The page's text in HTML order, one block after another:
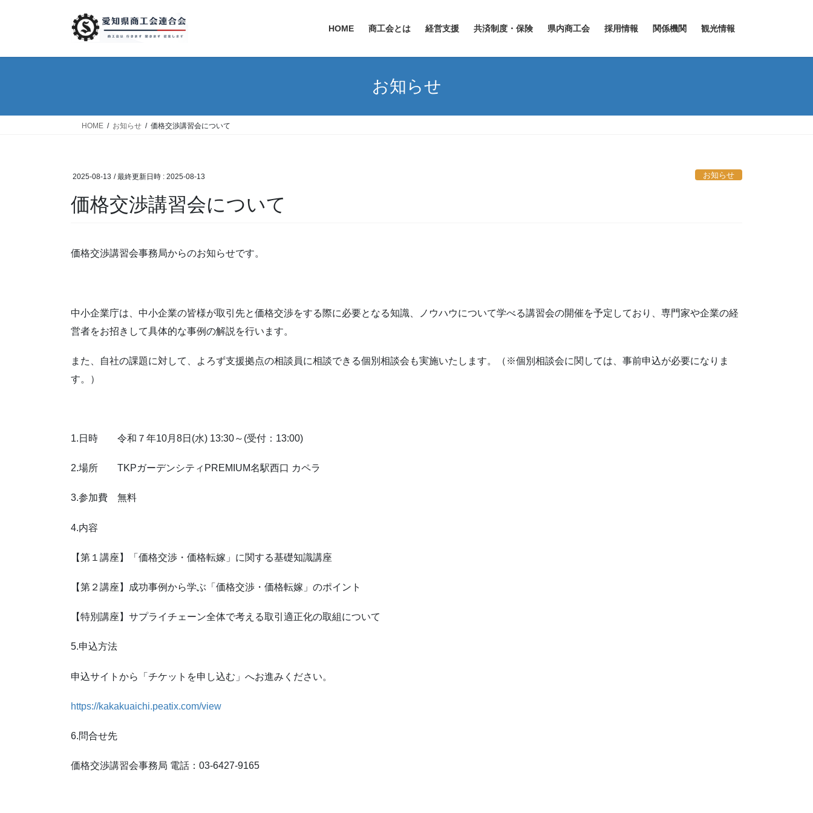
HOME 商工会とは 経営支援 共済制度・保険 県内商工会 採用情報 関係機関 観光情報
お知らせ
HOME お知らせ 価格交渉講習会について
2025-08-13 / 最終更新日時 : 2025-08-13 お知らせ
価格交渉講習会について
価格交渉講習会事務局からのお知らせです。
中小企業庁は、中小企業の皆様が取引先と価格交渉をする際に必要となる知識、ノウハウについて学べる講習会の開催を予定しており、専門家や企業の経
営者をお招きして具体的な事例の解説を行います。
また、自社の課題に対して、よろず支援拠点の相談員に相談できる個別相談会も実施いたします。（※個別相談会に関しては、事前申込が必要になりま
す。）
1.日時 令和７年10月8日(水) 13:30～(受付：13:00)
2.場所 TKPガーデンシティPREMIUM名駅西口 カペラ
3.参加費 無料
4.内容
【第１講座】「価格交渉・価格転嫁」に関する基礎知識講座
【第２講座】成功事例から学ぶ「価格交渉・価格転嫁」のポイント
【特別講座】サプライチェーン全体で考える取引適正化の取組について
5.申込方法
申込サイトから「チケットを申し込む」へお進みください。
https://kakakuaichi.peatix.com/view
6.問合せ先
価格交渉講習会事務局 電話：03-6427-9165